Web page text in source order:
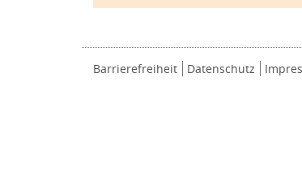
Barrierefreiheit Datenschutz